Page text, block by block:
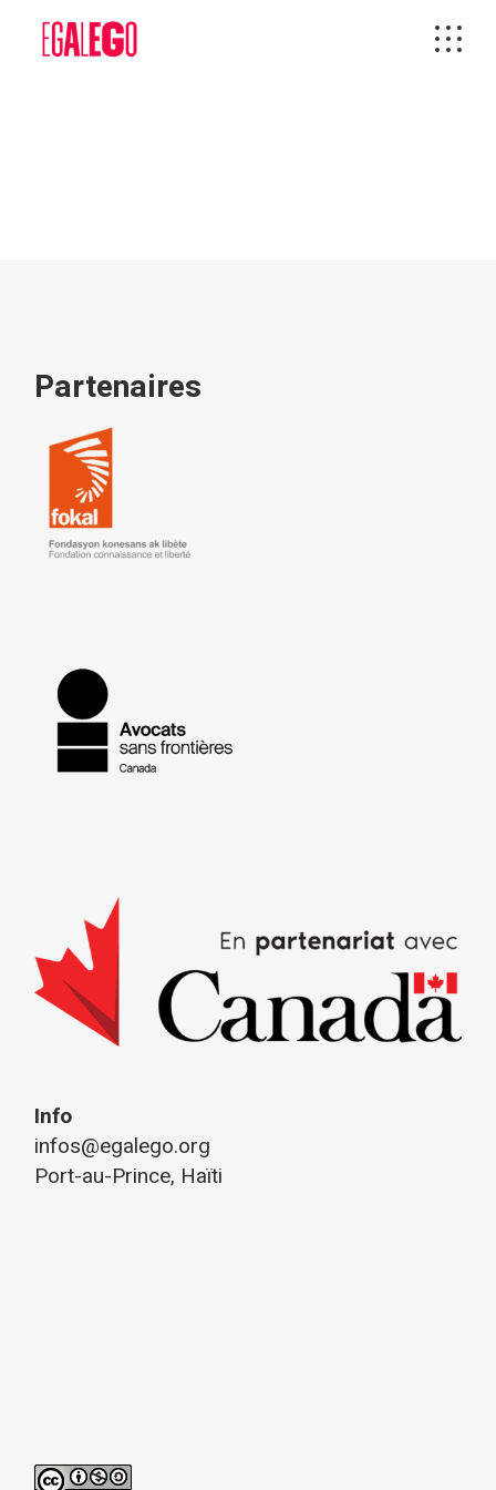
Partenaires
Info
infos@egalego.org
Port-au-Prince, Haïti